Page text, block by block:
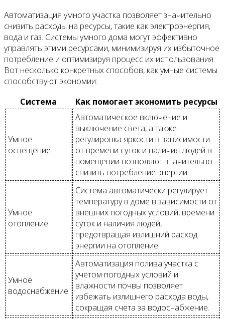
Автоматизация умного участка позволяет значительно
снизить расходы на ресурсы, такие как электроэнергия,
вода и газ. Системы умного дома могут эффективно
управлять этими ресурсами, минимизируя их избыточное
потребление и оптимизируя процесс их использования.
Вот несколько конкретных способов, как умные системы
способствуют экономии:
Система
Как помогает экономить ресурсы
Умное
освещение
Автоматическое включение и
выключение света, а также
регулировка яркости в зависимости
от времени суток и наличия людей в
помещении позволяют значительно
снизить потребление энергии.
Умное
отопление
Система автоматически регулирует
температуру в доме в зависимости от
внешних погодных условий, времени
суток и наличия людей,
предотвращая излишний расход
энергии на отопление.
Умное
водоснабжение
Автоматизация полива участка с
учетом погодных условий и
влажности почвы позволяет
избежать излишнего расхода воды,
сокращая счета за водоснабжение.